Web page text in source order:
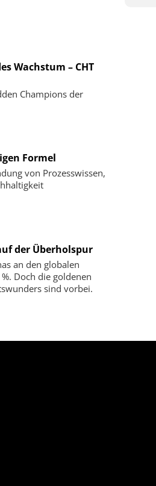
Wachstum – CHT
Champions der
Formel
von Prozesswissen,
der Überholspur
an den globalen
Doch die goldenen
sind vorbei.